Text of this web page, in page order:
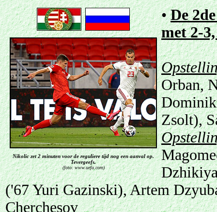
Nikolic zet 2 minuten voor de reguliere tijd nog een aanval op.
Tevergeefs.
(foto: www.uefa.com)
•De
met 2-
Orban,
Zsolt),
('67 Yuri Gazinski), Artem
Cherchesov